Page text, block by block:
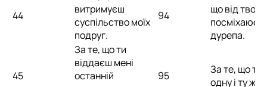
44
витримуєш
суспільство моїх
подруг.
94
що від
дурепа.
45
За те, що ти
віддаєш мені
останній
95
За те, що
одну і ту ж